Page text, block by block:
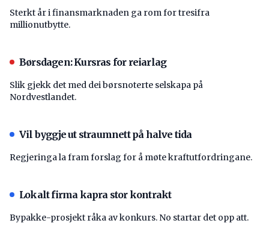
Sterkt år i finansmarknaden ga rom for tresifra
millionutbytte.
Børsdagen: Kursras for reiarlag
Slik gjekk det med dei børsnoterte selskapa på
Nordvestlandet.
Vil byggje ut straumnett på halve tida
Regjeringa la fram forslag for å møte kraftutfordringane.
Lokalt firma kapra stor kontrakt
Bypakke-prosjekt råka av konkurs. No startar det opp att.